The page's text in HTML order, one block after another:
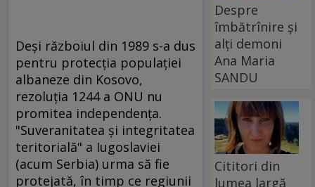
Deşi războiul din 1989 s-a dus
pentru protecţia populaţiei
albaneze din Kosovo,
rezoluţia 1244 a ONU nu
promitea independenţa.
"Suveranitatea şi integritatea
teritorială" a Iugoslaviei
(acum Serbia) urma să fie
protejată, în timp ce regiunii
Despre
îmbătrînire și
alți demoni
Ana Maria
SANDU
Cititori din
lumea largă